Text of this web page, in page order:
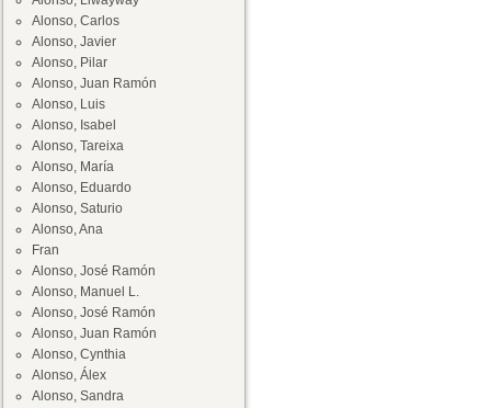
Alonso, Carlos
Alonso, Javier
Alonso, Pilar
Alonso, Juan Ramón
Alonso, Luis
Alonso, Isabel
Alonso, Tareixa
Alonso, María
Alonso, Eduardo
Alonso, Saturio
Alonso, Ana
Fran
Alonso, José Ramón
Alonso, Manuel L.
Alonso, José Ramón
Alonso, Juan Ramón
Alonso, Cynthia
Alonso, Álex
Alonso, Sandra